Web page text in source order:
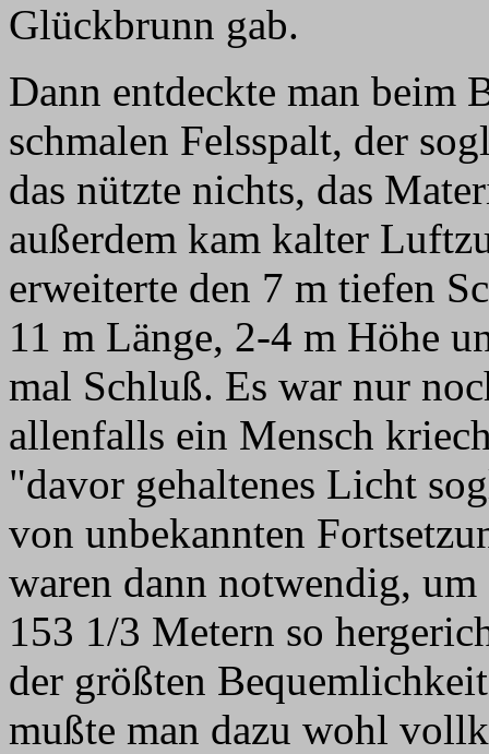
Glückbrunn gab.
Dann entdeckte man beim
schmalen Felsspalt, der
das nützte nichts, das
außerdem kam kalter
erweiterte den 7 m tiefen
11 m Länge, 2-4 m Höhe
mal Schluß. Es war nur
allenfalls ein Mensch
"davor gehaltenes Licht
von unbekannten
waren dann notwendig,
153 1/3 Metern so
der größten
mußte man dazu wohl